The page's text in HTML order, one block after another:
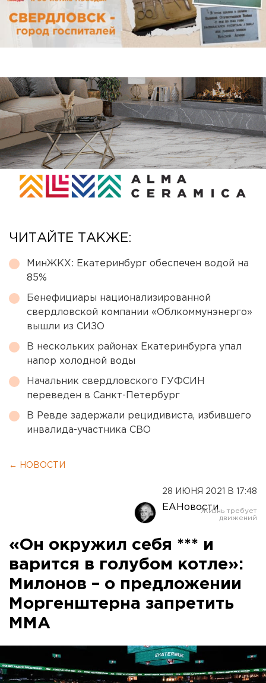
ЧИТАЙТЕ ТАКЖЕ:
МинЖКХ: Екатеринбург обеспечен водой на
85%
Бенефициары национализированной
свердловской компании «Облкоммунэнерго»
вышли из СИЗО
В нескольких районах Екатеринбурга упал
напор холодной воды
Начальник свердловского ГУФСИН
переведен в Санкт-Петербург
В Ревде задержали рецидивиста, избившего
инвалида-участника СВО
← НОВОСТИ
28 ИЮНЯ 2021 В 17:48
ЕАНовости
«Он окружил себя *** и
варится в голубом котле»:
Милонов – о предложении
Моргенштерна запретить
ММА